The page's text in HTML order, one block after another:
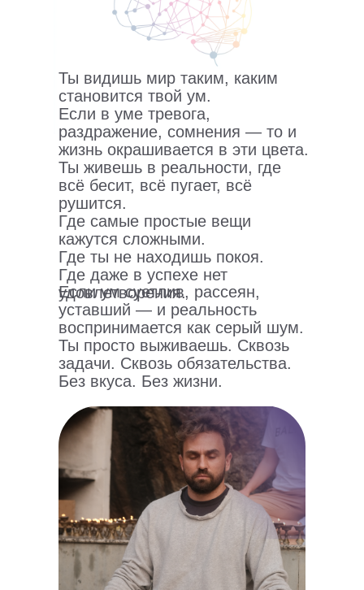
Ты видишь мир таким, каким
становится твой ум.
Если в уме тревога,
раздражение, сомнения — то и
жизнь окрашивается в эти цвета.
Ты живешь в реальности, где
всё бесит, всё пугает, всё
рушится.
Где самые простые вещи
кажутся сложными.
Где ты не находишь покоя.
Где даже в успехе нет
удовлетворения.
Если ум суетлив, рассеян,
уставший — и реальность
воспринимается как серый шум.
Ты просто выживаешь. Сквозь
задачи. Сквозь обязательства.
Без вкуса. Без жизни.